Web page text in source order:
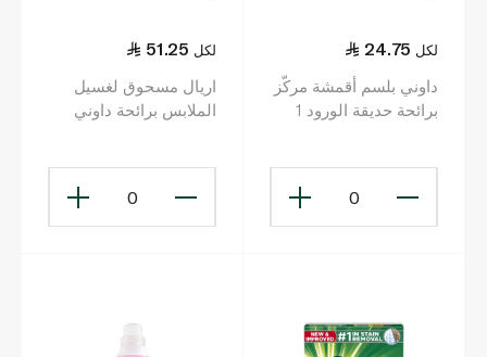
24.75 لكل
داوني بلسم أقمشة مركّز
برائحة حديقة الورود 1
0
51.25 لكل
اريال مسحوق لغسيل
الملابس برائحة داوني
0